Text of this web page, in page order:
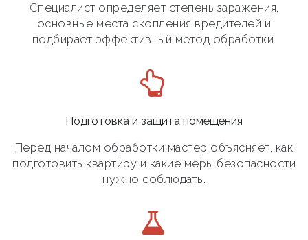
Специалист определяет степень заражения,
основные места скопления вредителей и
подбирает эффективный метод обработки.
Подготовка и защита помещения
Перед началом обработки мастер объясняет, как
подготовить квартиру и какие меры безопасности
нужно соблюдать.